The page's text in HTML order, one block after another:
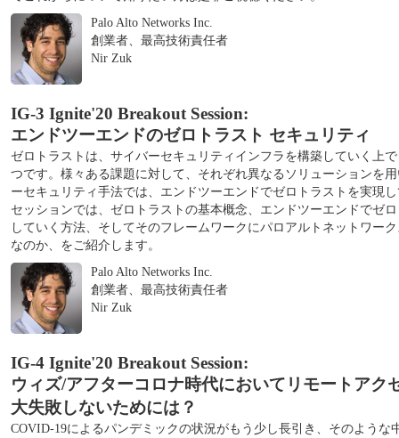
Palo Alto Networks Inc.
創業者、最高技術責任者
Nir Zuk
IG-3 Ignite'20 Breakout Session:
エンドツーエンドのゼロトラスト セキュリティ
ゼロトラストは、サイバーセキュリティインフラを構築していく上
つです。様々ある課題に対して、それぞれ異なるソリューションを
ーセキュリティ手法では、エンドツーエンドでゼロトラストを実現
セッションでは、ゼロトラストの基本概念、エンドツーエンドでゼ
していく方法、そしてそのフレームワークにパロアルトネットワー
なのか、をご紹介します。
Palo Alto Networks Inc.
創業者、最高技術責任者
Nir Zuk
IG-4 Ignite'20 Breakout Session:
ウィズ/アフターコロナ時代においてリモートアク
大失敗しないためには？
COVID-19によるパンデミックの状況がもう少し長引き、そのような